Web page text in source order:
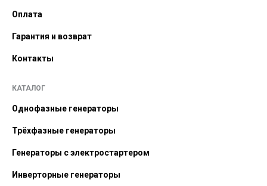
Оплата
Гарантия и возврат
Контакты
КАТАЛОГ
Однофазные генераторы
Трёхфазные генераторы
Генераторы с электростартером
Инверторные генераторы